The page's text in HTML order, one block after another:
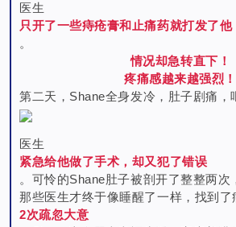
医生
只开了一些痔疮膏和止痛药就打发了他
。
情况却急转直下！
疼痛感越来越强烈！
第二天， Shane全身发冷，肚子剧痛，
医生
紧急给他做了手术，却又犯了错误
。可怜的Shane肚子被剖开了整整两次
那些医生才终于像睡醒了一样，找到了
2次疏忽大意